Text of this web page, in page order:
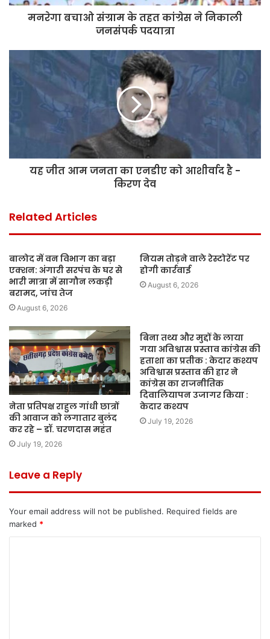
मनरेगा बचाओ संग्राम के तहत कांग्रेस ने निकाली
जनसंपर्क पदयात्रा
यह जीत आम जनता का एनडीए को आशीर्वाद है -
किरण देव
Related Articles
बालोद में वन विभाग का बड़ा
एक्शन: अंगारी सरपंच के घर से
भारी मात्रा में सागौन लकड़ी
बरामद, जांच तेज
August 6, 2026
नियम तोड़ने वाले रेस्टोरेंट पर
होगी कार्रवाई
August 6, 2026
नेता प्रतिपक्ष राहुल गांधी छात्रों
की आवाज को लगातार बुलंद
कर रहे – डॉ. चरणदास महंत
July 19, 2026
बिना तथ्य और मुद्दों के लाया
गया अविश्वास प्रस्ताव कांग्रेस की
हताशा का प्रतीक : केदार कश्यप
अविश्वास प्रस्ताव की हार ने
कांग्रेस का राजनीतिक
दिवालियापन उजागर किया :
केदार कश्यप
July 19, 2026
Leave a Reply
Your email address will not be published. Required fields are
marked *